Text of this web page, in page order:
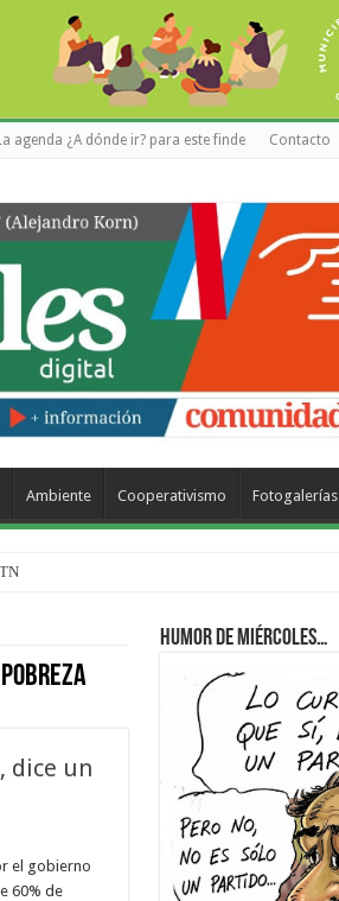
agenda ¿A dónde ir? para este finde Contacto
Ambiente Cooperativismo Fotogalerías
dice un
el gobierno
60% de
Humor de Miércoles…